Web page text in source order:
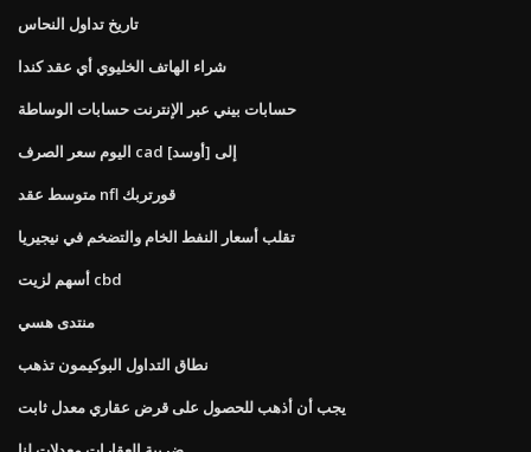
تاريخ تداول النحاس
شراء الهاتف الخليوي أي عقد كندا
حسابات بيني عبر الإنترنت حسابات الوساطة
اليوم سعر الصرف cad إلى [أوسد]
متوسط ​​عقد nfl قورتربك
تقلب أسعار النفط الخام والتضخم في نيجيريا
أسهم لزيت cbd
منتدى هسي
نطاق التداول البوكيمون تذهب
يجب أن أذهب للحصول على قرض عقاري معدل ثابت